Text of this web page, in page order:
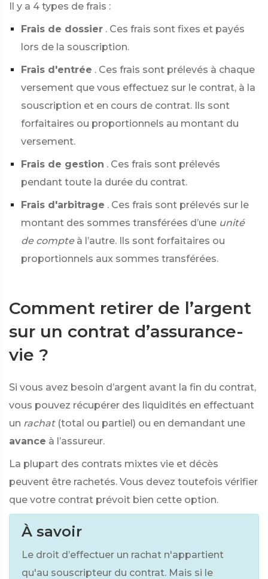
Il y a 4 types de frais :
Frais de dossier . Ces frais sont fixes et payés
lors de la souscription.
Frais d'entrée . Ces frais sont prélevés à chaque
versement que vous effectuez sur le contrat, à la
souscription et en cours de contrat. Ils sont
forfaitaires ou proportionnels au montant du
versement.
Frais de gestion . Ces frais sont prélevés
pendant toute la durée du contrat.
Frais d'arbitrage . Ces frais sont prélevés sur le
montant des sommes transférées d’une unité
de compte à l’autre. Ils sont forfaitaires ou
proportionnels aux sommes transférées.
Comment retirer de l’argent
sur un contrat d’assurance-
vie ?
Si vous avez besoin d’argent avant la fin du contrat,
vous pouvez récupérer des liquidités en effectuant
un rachat (total ou partiel) ou en demandant une
avance à l’assureur.
La plupart des contrats mixtes vie et décès
peuvent être rachetés. Vous devez toutefois vérifier
que votre contrat prévoit bien cette option.
À savoir
Le droit d’effectuer un rachat n'appartient
qu'au souscripteur du contrat. Mais si le